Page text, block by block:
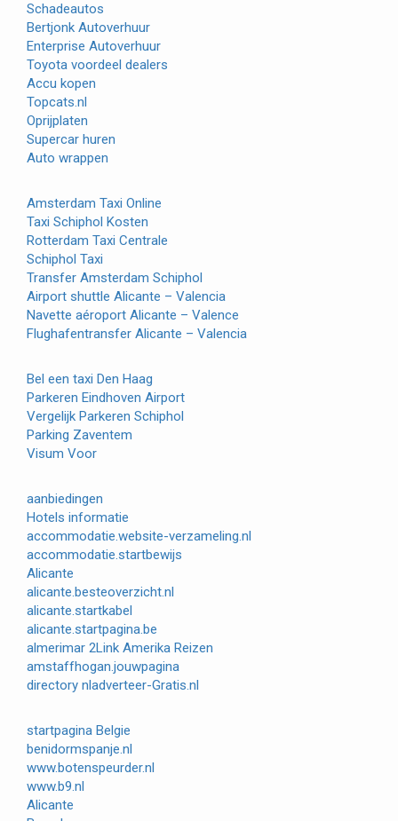
Schadeautos
Bertjonk Autoverhuur
Enterprise Autoverhuur
Toyota voordeel dealers
Accu kopen
Topcats.nl
Oprijplaten
Supercar huren
Auto wrappen
Amsterdam Taxi Online
Taxi Schiphol Kosten
Rotterdam Taxi Centrale
Schiphol Taxi
Transfer Amsterdam Schiphol
Airport shuttle Alicante – Valencia
Navette aéroport Alicante – Valence
Flughafentransfer Alicante – Valencia
Bel een taxi Den Haag
Parkeren Eindhoven Airport
Vergelijk Parkeren Schiphol
Parking Zaventem
Visum Voor
aanbiedingen
Hotels informatie
accommodatie.website-verzameling.nl
accommodatie.startbewijs
Alicante
alicante.besteoverzicht.nl
alicante.startkabel
alicante.startpagina.be
almerimar 2Link Amerika Reizen
amstaffhogan.jouwpagina
directory nladverteer-Gratis.nl
startpagina Belgie
benidormspanje.nl
www.botenspeurder.nl
www.b9.nl
Alicante